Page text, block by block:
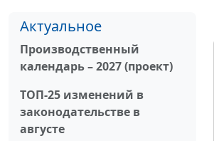
Актуальное
Производственный
календарь – 2027 (проект)
ТОП-25 изменений в
законодательстве в
августе